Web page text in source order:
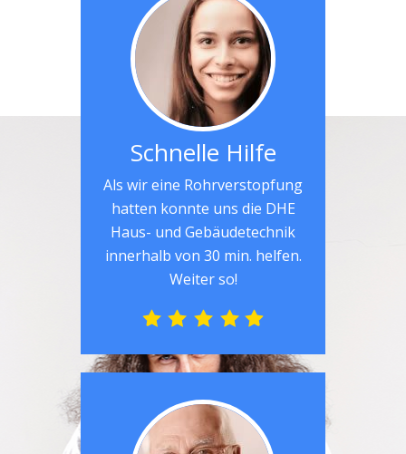
Schnelle Hilfe
Als wir eine Rohrverstopfung
hatten konnte uns die DHE
Haus- und Gebäudetechnik
innerhalb von 30 min. helfen.
Weiter so!